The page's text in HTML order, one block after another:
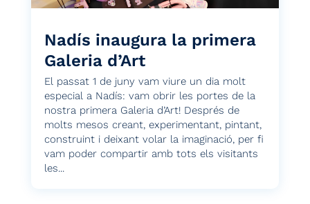
Nadís inaugura la primera
Galeria d’Art
El passat 1 de juny vam viure un dia molt
especial a Nadís: vam obrir les portes de la
nostra primera Galeria d’Art! Després de
molts mesos creant, experimentant, pintant,
construint i deixant volar la imaginació, per fi
vam poder compartir amb tots els visitants
les...